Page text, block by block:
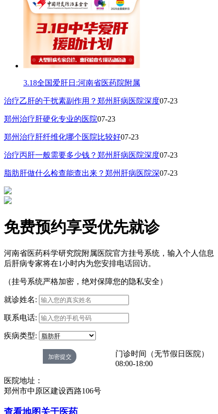
3.18全国爱肝日:河南省医药院附属
治疗乙肝的干扰素副作用？郑州肝病医院深度07-23
郑州治疗肝硬化专业的医院07-23
郑州治疗肝纤维化哪个医院比较好07-23
治疗丙肝一般需要多少钱？郑州肝病医院深度07-23
脂肪肝做什么检查能查出来？郑州肝病医院深07-23
免费预约享受优先就诊
河南省医药科学研究院附属医院官方挂号系统，输入个人信息
后肝病专家将在1小时内为您安排电话回访。
（挂号系统严格加密，绝对保障您的隐私安全）
就诊姓名:
联系电话:
疾病类型:
门诊时间（无节假日医院）
08:00-18:00
医院地址：
郑州市中原区建设西路106号
查看地图关于医药